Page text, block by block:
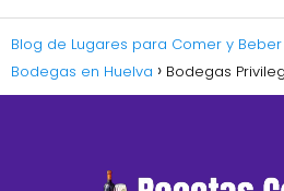
Blog de Lugares para Comer y Beber
Bodegas en Huelva
Bodegas